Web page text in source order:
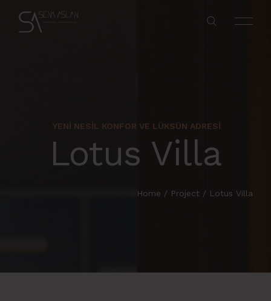
YENI NESIL KONFOR VE LÜKSÜN ADRESI
Lotus Villa
Home / Project / Lotus Villa